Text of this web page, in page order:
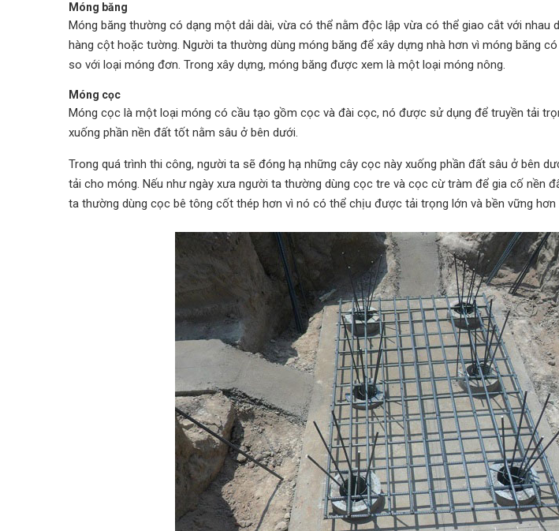
Móng băng
Móng băng thường có dạng một dải dài, vừa có thể nằm độc lập vừa có thể giao cắt với nhau
hàng cột hoặc tường. Người ta thường dùng móng băng để xây dựng nhà hơn vì móng băng
so với loại móng đơn. Trong xây dựng, móng băng được xem là một loại móng nông.
Móng cọc
Móng cọc là một loại móng có cầu tạo gồm cọc và đài cọc, nó được sử dụng để truyền tải
xuống phần nền đất tốt nằm sâu ở bên dưới.
Trong quá trình thi công, người ta sẽ đóng hạ những cây cọc này xuống phần đất sâu ở bên
tải cho móng. Nếu như ngày xưa người ta thường dùng cọc tre và cọc cừ tràm để gia cố nền
ta thường dùng cọc bê tông cốt thép hơn vì nó có thể chịu được tải trọng lớn và bền vững hơn